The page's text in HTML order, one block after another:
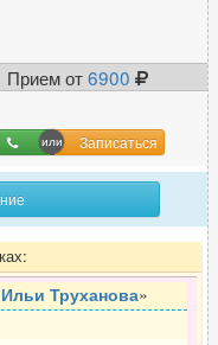
Прием от6900
Записаться
Труханова»